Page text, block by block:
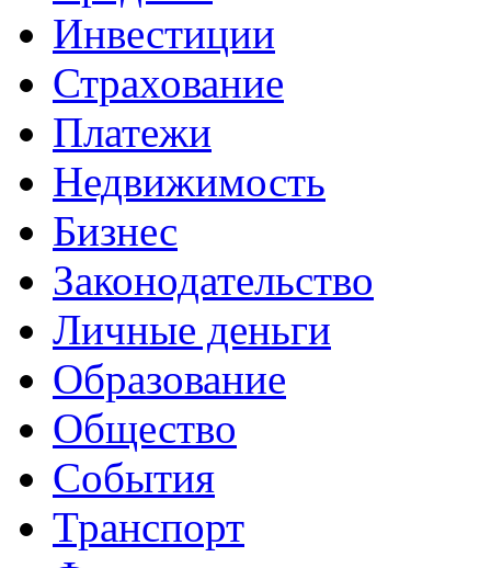
Инвестиции
Страхование
Платежи
Недвижимость
Бизнес
Законодательство
Личные деньги
Образование
Общество
События
Транспорт